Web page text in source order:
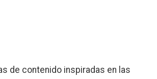
de contenido inspiradas en las